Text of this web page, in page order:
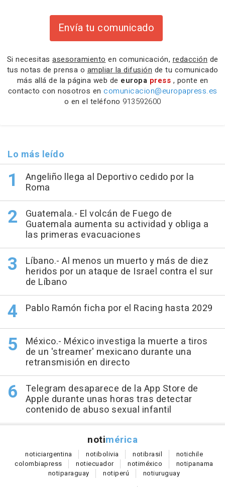
Envía tu comunicado
Si necesitas asesoramiento en comunicación, redacción de
tus notas de prensa o ampliar la difusión de tu comunicado
más allá de la página web de europa press , ponte en
contacto con nosotros en comunicacion@europapress.es
o en el teléfono 913592600
Lo más leído
Angeliño llega al Deportivo cedido por la
Roma
Guatemala.- El volcán de Fuego de
Guatemala aumenta su actividad y obliga a
las primeras evacuaciones
Líbano.- Al menos un muerto y más de diez
heridos por un ataque de Israel contra el sur
de Líbano
Pablo Ramón ficha por el Racing hasta 2029
México.- México investiga la muerte a tiros
de un 'streamer' mexicano durante una
retransmisión en directo
Telegram desaparece de la App Store de
Apple durante unas horas tras detectar
contenido de abuso sexual infantil
notimérica
noticiargentina notibolivia notibrasil notichile
colombiapress notiecuador notiméxico notipanama
notiparaguay notiperú notiuruguay